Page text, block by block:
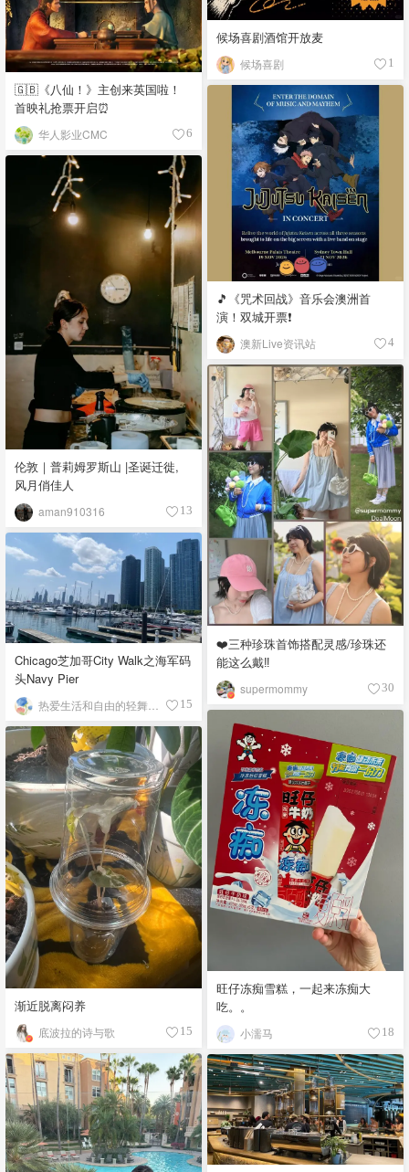
🇬🇧《八仙！》主创来英国啦！
首映礼抢票开启⏰
华人影业CMC 6
候场喜剧酒馆开放麦
候场喜剧 1
🎵《咒术回战》音乐会澳洲首
演！双城开票❗️
澳新Live资讯站 4
伦敦｜普莉姆罗斯山 |圣诞迁徙,
风月俏佳人
aman910316 13
❤️三种珍珠首饰搭配灵感/珍珠还
能这么戴‼️
supermommy 30
Chicago芝加哥City Walk之海军码
头Navy Pier
15
旺仔冻痴雪糕，一起来冻痴大
吃。。
小濡马 18
渐近脱离闷养
底波拉的诗与歌 15